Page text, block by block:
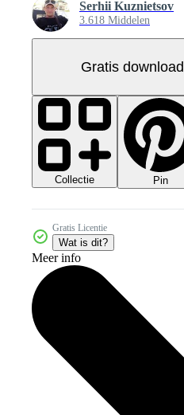
Serhii Kuznietsov
3.618 Middelen
Gratis download
Collectie Pin
Gratis Licentie
Wat is dit?
Meer info